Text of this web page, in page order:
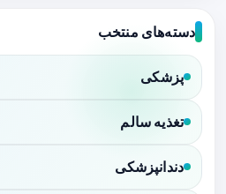
دسته‌های منتخب
پزشکی
تغذیه سالم
دندانپزشکی